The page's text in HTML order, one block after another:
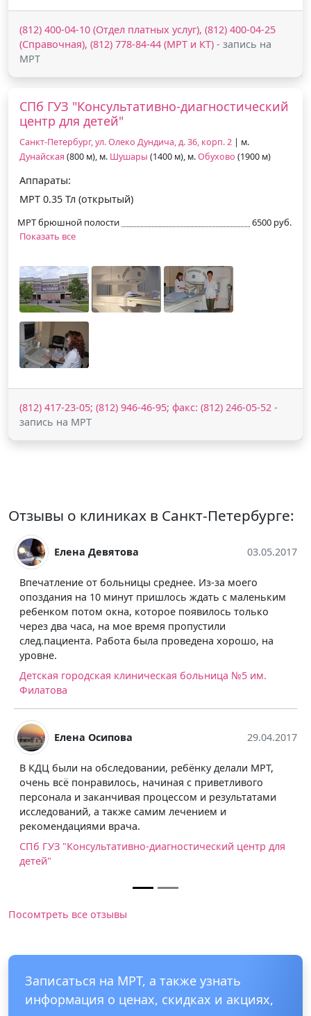
(812) 400-04-10 (Отдел платных услуг), (812) 400-04-25
(Справочная), (812) 778-84-44 (МРТ и КТ) - запись на
МРТ
СПб ГУЗ "Консультативно-диагностический
центр для детей"
Санкт-Петербург, ул. Олеко Дундича, д. 36, корп. 2 | м.
Дунайская (800 м), м. Шушары (1400 м), м.Обухово (1900 м)
Аппараты:
МРТ 0.35 Тл (открытый)
МРТ брюшной полости
6500 руб.
Показать все
(812) 417-23-05; (812) 946-46-95; факс: (812) 246-05-52 -
запись на МРТ
Отзывы о клиниках в Санкт-Петербурге:
Елена Девятова 03.05.2017
Впечатление от больницы среднее. Из-за моего
опоздания на 10 минут пришлось ждать с маленьким
ребенком потом окна, которое появилось только
через два часа, на мое время пропустили
след.пациента. Работа была проведена хорошо, на
уровне.
Детская городская клиническая больница №5 им.
Филатова
Елена Осипова 29.04.2017
В КДЦ были на обследовании, ребёнку делали МРТ,
очень всё понравилось, начиная с приветливого
персонала и заканчивая процессом и результатами
исследований, а также самим лечением и
рекомендациями врача.
СПб ГУЗ "Консультативно-диагностический центр для
детей"
Посомтреть все отзывы